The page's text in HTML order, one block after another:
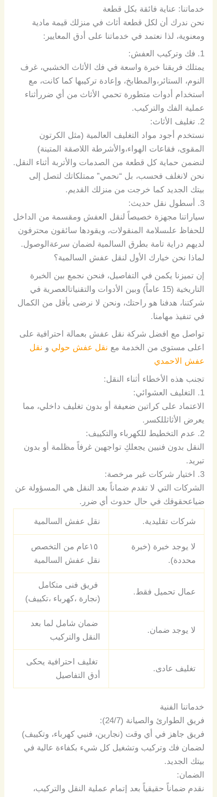
خدماتنا: عناية فائقة بكل قطعة
نحن ندرك أن لكل قطعة أثاث في منزلك قيمة مادية
ومعنوية، لذا نعتمد في خدماتنا على أدق المعايير :
1.
فك وتركيب العفش:
يمتلك فريقنا خبرة واسعة في فك الأثاث الخشبي، غرف
النوم،
الستائر،والمطابخ، وإعادة تركيبها كما كانت، مع
استخدام
أدوات متطورة تحمي الأثاث من أي ضرر أثناء
عملية
الفك والتركيب.
2.
تغليف الأثاث:
نستخدم
أجود مواد التغليف العالمية (مثل
الكرتون
المقوى، فقاعات الهواء،والأشرطة اللاصقة المتينة)
لنضمن حماية كل قطعة من الصدمات والأتربة أثناء النقل.
نحن لانغلف فحسب، بل “نحمي” ممتلكاتك لتصل
إلى
بيتك
الجديد كما خرجت من منزلك القديم.
3.
أسطول نقل حديث:
سياراتنا مجهزة خصيصاً لنقل العفش ومقسمة من
الداخل
للحفاظ علىسلامة المنقولات، ويقودها سائقون محترفون
لديهم دراية تامة بطرق السالمية لضمان سرعة الوصول.
لماذا
نحن خيارك الأول لنقل عفش
السالمية؟
إن تميزنا يكمن في التفاصيل، فنحن نجمع بين
الخبرة
التاريخية (15 عاماً) وبين الأدوات والتقنياتالعصرية في
شركتنا، هدفنا هو راحتك، ونحن لا نرضى بأقل من
الكمال
في تنفيذ مهامنا.
تواصل مع افضل شركة نقل عفش بعمالة احترافية على
اعلى مستوى من الخدمة مع نقل عفش حولي و نقل
عفش الاحمدي
تجنب هذه الأخطاء أثناء النقل:
1.
التغليف العشوائي:
الاعتماد على كراتين ضعيفة أو بدون تغليف داخلي، مما
يعرض
الأثاثللكسر .
2.
عدم التخطيط للكهرباء والتكييف:
النقل بدون فنيين يجعلكِ تواجهين غرفاً مظلمة أو بدون
تبريد.
3.
اختيار شركات غير مرخصة:
الشركات
التي لا تقدم ضماناً بعد النقل هي المسؤولة عن
ضياعحقوقك في حال حدوث أي ضرر .
شركات تقليدية. نقل عفش السالمية
لا يوجد خبرة (خبرة
محددة).
١٥عام من التخصص
نقل عفش السالمية
عمال تحميل فقط.
فريق فنى متكامل
(نجارة ،كهرباء ،تكييف)
لا يوجد ضمان.
ضمان شامل لما بعد
النقل والتركيب
تغليف عادى.
تغليف احترافية يحكى
أدق التفاصيل
خدماتنا
الفنية
فريق
الطوارئ والصيانة (24/7):
فريق جاهز في أي وقت (نجارين، فنيي كهرباء، وتكييف)
لضمان فك وتركيب وتشغيل كل شيء بكفاءة عالية في
بيتك
الجديد.
الضمان:
نقدم ضماناً حقيقياً بعد إتمام عملية النقل والتركيب،